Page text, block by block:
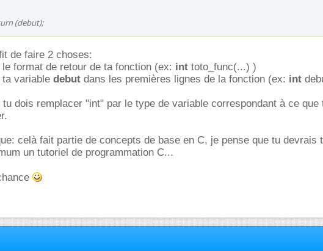
(debut);
de faire 2 choses:
format de retour de ta fonction (ex: int toto_func(...) )
variable debut dans les premières lignes de la fonction (ex: int
tu dois remplacer "int" par le type de variable correspondant à ce que
celà fait partie de concepts de base en C, je pense que tu devrais
un tutoriel de programmation C...